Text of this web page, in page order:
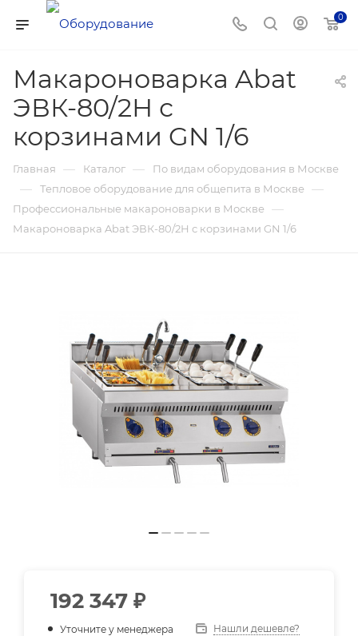
0
Макароноварка Abat
ЭВК-80/2Н с
корзинами GN 1/6
Главная — Каталог — По видам оборудования в Москве
— Тепловое оборудование для общепита в Москве —
Профессиональные макароноварки в Москве —
Макароноварка Abat ЭВК-80/2Н с корзинами GN 1/6
192 347 ₽
Уточните у менеджера Нашли дешевле?